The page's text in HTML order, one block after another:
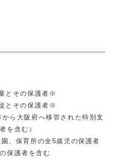
とその保護者※
とその保護者※
ら大阪府へ移管された特別支
を含む）
、保育所の全5歳児の保護者
保護者を含む